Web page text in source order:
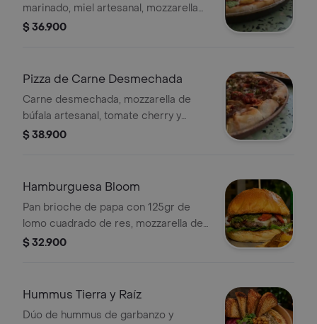
marinado, miel artesanal, mozzarella
de búfala y rúcula sobre una base de
$ 36.900
Pizza de Carne Desmechada
Carne desmechada, mozzarella de
búfala artesanal, tomate cherry y
chimichurri casero en aceite de oliva,
$ 38.900
Hamburguesa Bloom
Pan brioche de papa con 125gr de
lomo cuadrado de res, mozzarella de
búfala artesanal, tomate
aceite de oliva.
$ 32.900
Hummus Tierra y Raíz
Dúo de hummus de garbanzo y